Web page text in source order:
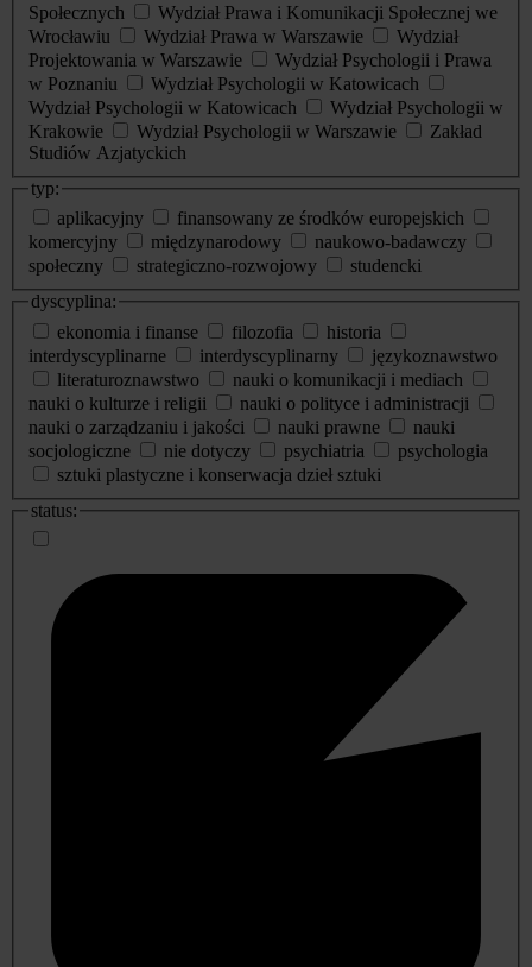
Społecznych
Wydział Prawa i Komunikacji Społecznej we
Wrocławiu
Wydział Prawa w Warszawie
Wydział
Projektowania w Warszawie
Wydział Psychologii i Prawa
w Poznaniu
Wydział Psychologii w Katowicach
Wydział Psychologii w Katowicach
Wydział Psychologii w
Krakowie
Wydział Psychologii w Warszawie
Zakład
Studiów Azjatyckich
typ:
aplikacyjny
finansowany ze środków europejskich
komercyjny
międzynarodowy
naukowo-badawczy
społeczny
strategiczno-rozwojowy
studencki
dyscyplina:
ekonomia i finanse
filozofia
historia
interdyscyplinarne
interdyscyplinarny
językoznawstwo
literaturoznawstwo
nauki o komunikacji i mediach
nauki o kulturze i religii
nauki o polityce i administracji
nauki o zarządzaniu i jakości
nauki prawne
nauki
socjologiczne
nie dotyczy psychiatria
psychologia
sztuki plastyczne i konserwacja dzieł sztuki
status: